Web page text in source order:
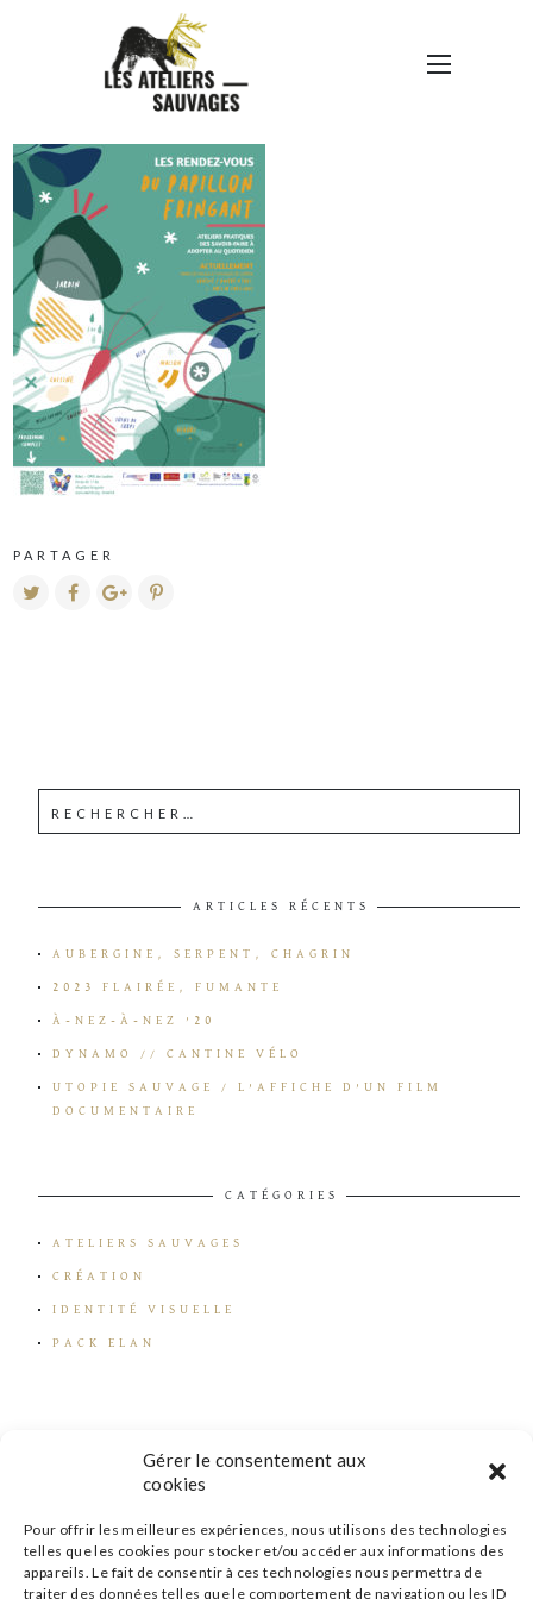
Gérer le consentement aux
cookies
Pour offrir les meilleures expériences, nous utilisons des technologies
telles que les cookies pour stocker et/ou accéder aux informations des
appareils. Le fait de consentir à ces technologies nous permettra de
traiter des données telles que le comportement de navigation ou les ID
PAPILLONFRINGANTAFFI
CHEWEB
PARTAGER
ARTICLES RÉCENTS
AUBERGINE, SERPENT, CHAGRIN
2023 FLAIRÉE, FUMANTE
À-NEZ-À-NEZ ’20
DYNAMO // CANTINE VÉLO
UTOPIE SAUVAGE / L’AFFICHE D’UN FILM
DOCUMENTAIRE
CATÉGORIES
ATELIERS SAUVAGES
CRÉATION
IDENTITÉ VISUELLE
PACK ELAN